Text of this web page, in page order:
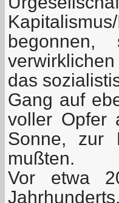
das
Gang auf
voller Opfer
Sonne, zur
mußten.
Vor etwa